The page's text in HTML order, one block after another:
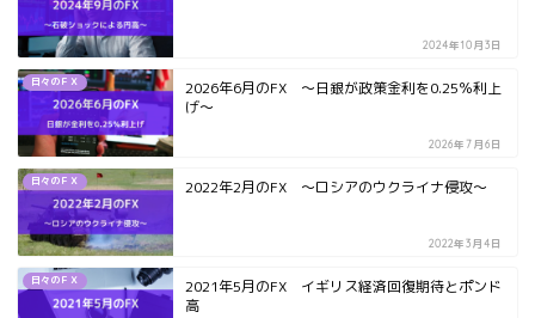
2024年10月3日
日々のＦＸ
2026年6月のFX ～日銀が政策金利を0.25％利上
げ～
2026年7月6日
日々のＦＸ 2022年2月のFX ～ロシアのウクライナ侵攻～
2022年3月4日
日々のＦＸ
2021年5月のFX イギリス経済回復期待とポンド
高